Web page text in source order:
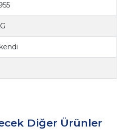
Diğer Ürünler